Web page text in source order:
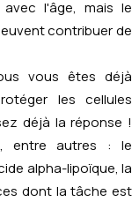
avec l'âge, mais le
contribuer de
vous êtes déjà
les cellules
déjà la réponse !
entre autres : le
alpha-lipoïque, la
dont la tâche est